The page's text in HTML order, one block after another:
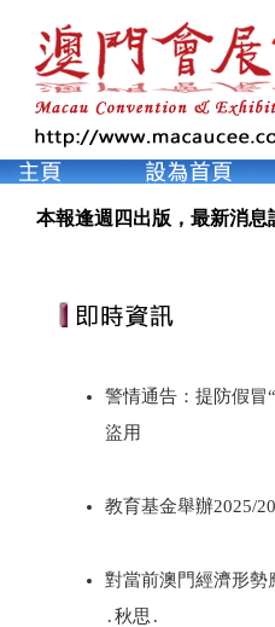
本報逢週四出版，最新消息
警情通告：提防假冒
盜用
教育基金舉辦2025/
對當前澳門經濟形勢
․秋思․